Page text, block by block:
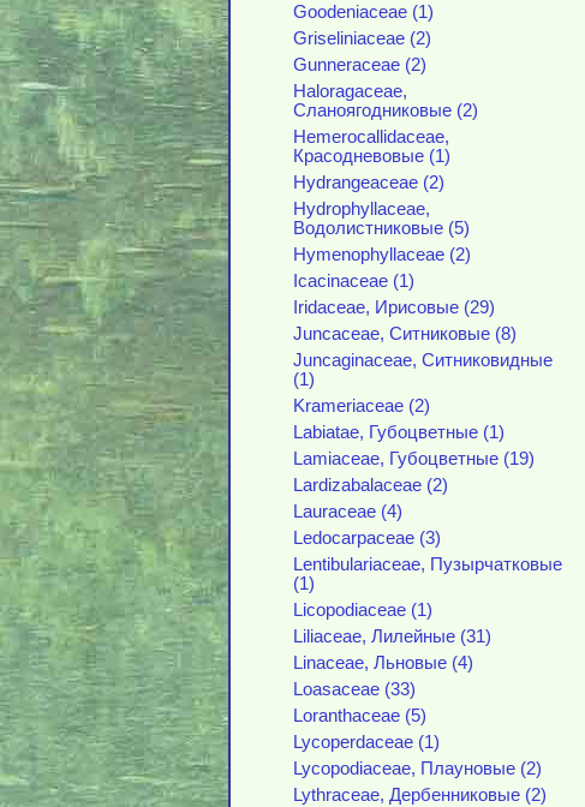
Goodeniaceae (1)
Griseliniaceae (2)
Gunneraceae (2)
Haloragaceae,
Сланоягодниковые (2)
Hemerocallidaceae,
Красодневовые (1)
Hydrangeaceae (2)
Hydrophyllaceae,
Водолистниковые (5)
Hymenophyllaceae (2)
Icacinaceae (1)
Iridaceae, Ирисовые (29)
Juncaceae, Ситниковые (8)
Juncaginaceae, Ситниковидные
(1)
Krameriaceae (2)
Labiatae, Губоцветные (1)
Lamiaceae, Губоцветные (19)
Lardizabalaceae (2)
Lauraceae (4)
Ledocarpaceae (3)
Lentibulariaceae, Пузырчатковые
(1)
Licopodiaceae (1)
Liliaceae, Лилейные (31)
Linaceae, Льновые (4)
Loasaceae (33)
Loranthaceae (5)
Lycoperdaceae (1)
Lycopodiaceae, Плауновые (2)
Lythraceae, Дербенниковые (2)